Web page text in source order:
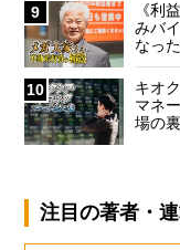
9
《利
みバ
なっ
10
キオ
マネ
場の
注目の著者・